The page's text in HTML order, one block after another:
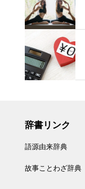
辞書リンク
語源由来辞典
故事ことわざ辞典